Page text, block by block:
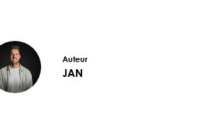
Auteur
JAN